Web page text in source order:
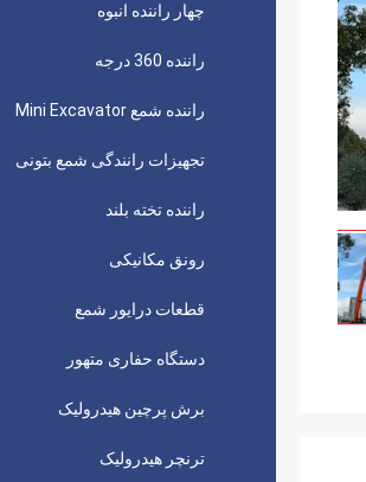
چهار راننده انبوه
راننده 360 درجه
راننده شمع Mini Excavator
تجهیزات رانندگی شمع بتونی
راننده تخته بلند
رونق مکانیکی
قطعات درایور شمع
دستگاه حفاری متهور
برش پرچین هیدرولیک
ترنچر هیدرولیک